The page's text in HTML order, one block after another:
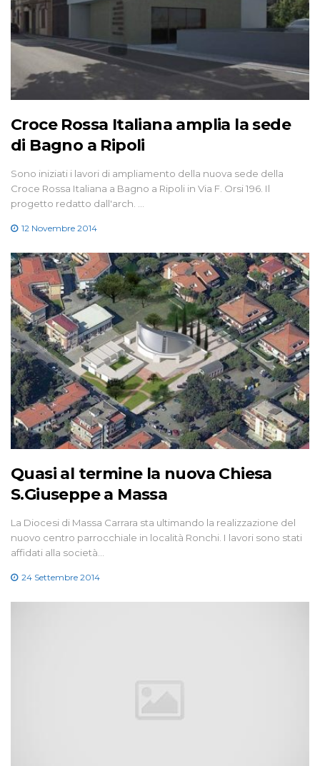
Croce Rossa Italiana amplia la sede
di Bagno a Ripoli
Sono iniziati i lavori di ampliamento della nuova sede della
Croce Rossa Italiana a Bagno a Ripoli in Via F. Orsi 196. Il
progetto redatto dall'arch. …
12 Novembre 2014
Quasi al termine la nuova Chiesa
S.Giuseppe a Massa
La Diocesi di Massa Carrara sta ultimando la realizzazione del
nuovo centro parrocchiale in località Ronchi. I lavori sono stati
affidati alla società…
24 Settembre 2014